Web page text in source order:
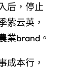
后，停止
紫云英，
業brand。
成本行，